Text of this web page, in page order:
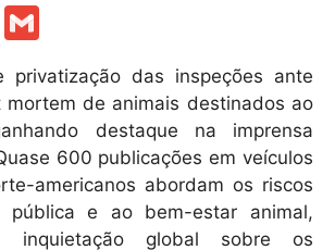
F
m
ai
l
privatização das inspeções ante
mortem de animais destinados ao
destaque na imprensa
600 publicações em veículos
americanos abordam os riscos
pública e ao bem-estar animal,
inquietação global sobre os